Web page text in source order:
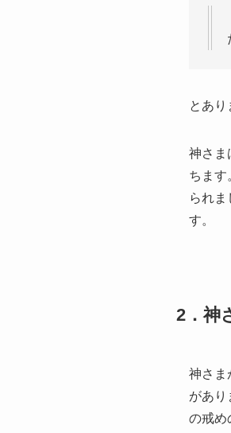
とあり
神さま
ちます
られ
す。
2．神
神さま
があり
の戒め